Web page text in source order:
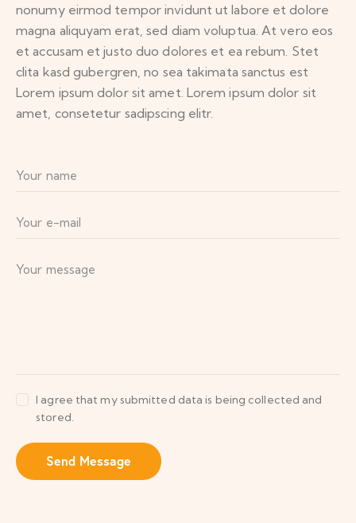
nonumy eirmod tempor invidunt ut labore et dolore
magna aliquyam erat, sed diam voluptua. At vero eos
et accusam et justo duo dolores et ea rebum. Stet
clita kasd gubergren, no sea takimata sanctus est
Lorem ipsum dolor sit amet. Lorem ipsum dolor sit
amet, consetetur sadipscing elitr.
I agree that my submitted data is being collected and
stored.
Send Message